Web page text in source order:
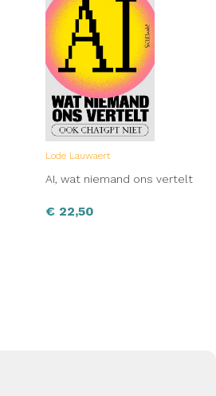
Lode Lauwaert
AI, wat niemand ons vertelt
€ 22,50